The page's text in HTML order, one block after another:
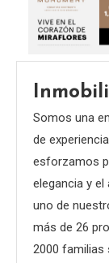
Somos una
de
esforzamos
elegancia y
uno de
más de 26
2000